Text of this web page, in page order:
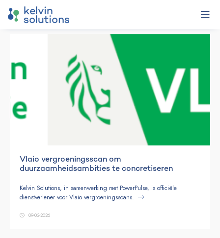
Vlaio vergroeningsscan om
duurzaamheidsambities te concretiseren
Kelvin Solutions, in samenwerking met PowerPulse, is officiële
dienstverlener voor Vlaio vergroeningsscans.
09-03-2026